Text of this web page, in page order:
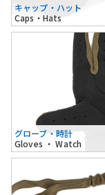
キャップ・ハット
Caps・Hats
グローブ・時計
Gloves ・ Watch